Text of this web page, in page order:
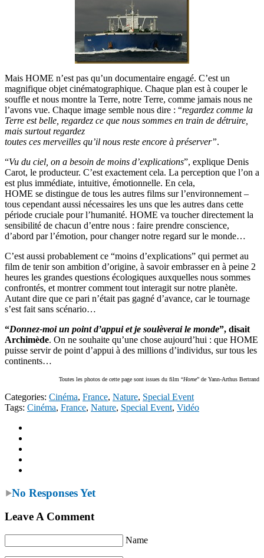
Mais HOME n’est pas qu’un documentaire engagé. C’est un
magnifique objet cinématographique. Chaque plan est à couper le
souffle et nous montre la Terre, notre Terre, comme jamais nous ne
l’avons vue. Chaque image semble nous dire : “regardez comme la
Terre est belle, regardez ce que nous sommes en train de détruire,
mais surtout regardez
toutes ces merveilles qu’il nous reste encore à préserver”.
“Vu du ciel, on a besoin de moins d’explications”, explique Denis
Carot, le producteur. C’est exactement cela. La perception que l’on a
est plus immédiate, intuitive, émotionnelle. En cela,
HOME se distingue de tous les autres films sur l’environnement –
tous cependant aussi nécessaires les uns que les autres dans cette
période cruciale pour l’humanité. HOME va toucher directement la
sensibilité de chacun d’entre nous : faire prendre conscience,
d’abord par l’émotion, pour changer notre regard sur le monde…
C’est aussi probablement ce “moins d’explications” qui permet au
film de tenir son ambition d’origine, à savoir embrasser en à peine 2
heures les grandes questions écologiques auxquelles nous sommes
confrontés, et montrer comment tout interagit sur notre planète.
Autant dire que ce pari n’était pas gagné d’avance, car le tournage
s’est fait sans scénario…
“Donnez-moi un point d’appui et je soulèverai le monde”, disait
Archimède. On ne souhaite qu’une chose aujourd’hui : que HOME
puisse servir de point d’appui à des millions d’individus, sur tous les
continents…
Toutes les photos de cette page sont issues du film “Home” de Yann-Arthus Bertrand
Categories: Cinéma, France, Nature, Special Event
Tags: Cinéma, France, Nature, Special Event, Vidéo
No Responses Yet
Leave A Comment
Name